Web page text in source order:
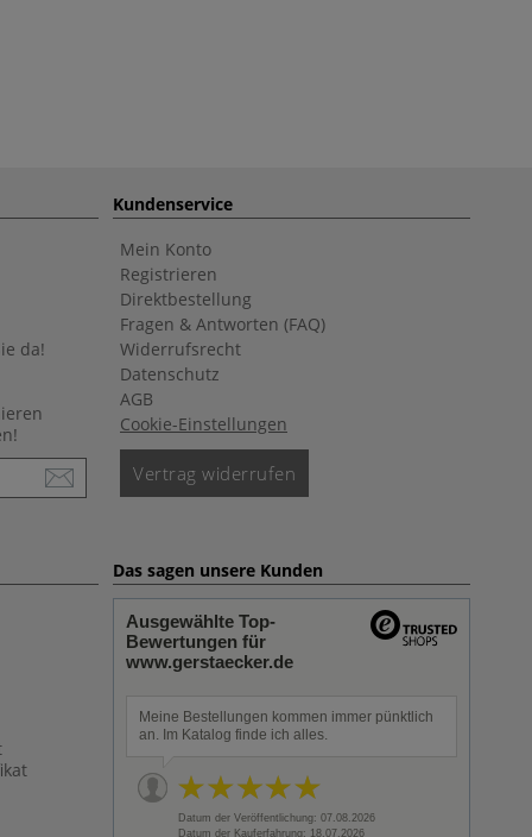
da!
Kundenservice
Mein Konto
Registrieren
Direktbestellung
Fragen & Antworten (FAQ)
Widerrufsrecht
Datenschutz
AGB
Cookie-Einstellungen
Vertrag widerrufen
Das sagen unsere Kunden
Ausgewählte Top-
Bewertungen für
www.gerstaecker.de
Meine Bestellungen kommen immer pünktlich
an. Im Katalog finde ich alles.
Datum der Veröffentlichung: 07.08.2026
Datum der Kauferfahrung: 18.07.2026